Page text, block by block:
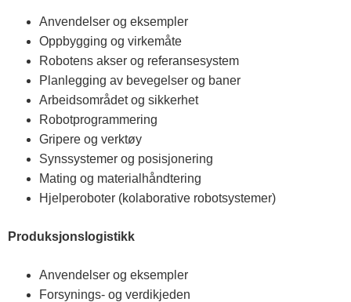
Anvendelser og eksempler
Oppbygging og virkemåte
Robotens akser og referansesystem
Planlegging av bevegelser og baner
Arbeidsområdet og sikkerhet
Robotprogrammering
Gripere og verktøy
Synssystemer og posisjonering
Mating og materialhåndtering
Hjelperoboter (kolaborative robotsystemer)
Produksjonslogistikk
Anvendelser og eksempler
Forsynings- og verdikjeden